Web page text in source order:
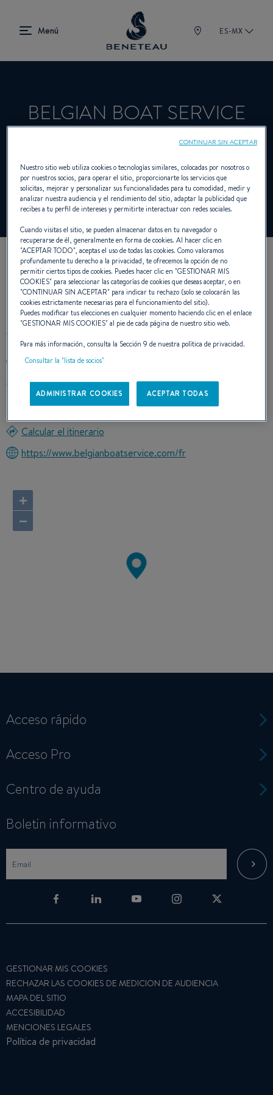
ES-MX
BELGIAN BOAT SERVICE
Concesionario Intraborda, Fueraborda para
BENETEAU
NUESTROS DATOS DE
CONTACTO
+3258234473
Watersportlaan 12
8620 NIEUWPOORT
Belgium
Calcular el itinerario
https://www.belgianboatservice.com/fr
+
−
Acceso rápido
Acceso Pro
Centro de ayuda
Boletin informativo
GESTIONAR MIS COOKIES
RECHAZAR LAS COOKIES DE MEDICION DE AUDIENCIA
MAPA DEL SITIO
ACCESIBILIDAD
MENCIONES LEGALES
Política de privacidad
Nuestro sitio web utiliza cookies o tecnologías similares, colocadas por nosotros o
por nuestros socios, para operar el sitio, proporcionarte los servicios que
solicitas, mejorar y personalizar sus funcionalidades para tu comodidad, medir y
analizar nuestra audiencia y el rendimiento del sitio, adaptar la publicidad que
recibes a tu perfil de intereses y permitirte interactuar con redes sociales.
Cuando visitas el sitio, se pueden almacenar datos en tu navegador o
recuperarse de él, generalmente en forma de cookies. Al hacer clic en
"ACEPTAR TODO", aceptas el uso de todas las cookies. Como valoramos
profundamente tu derecho a la privacidad, te ofrecemos la opción de no
permitir ciertos tipos de cookies. Puedes hacer clic en "GESTIONAR MIS
COOKIES" para seleccionar las categorías de cookies que deseas aceptar, o en
"CONTINUAR SIN ACEPTAR" para indicar tu rechazo (solo se colocarán las
cookies estrictamente necesarias para el funcionamiento del sitio).
Puedes modificar tus elecciones en cualquier momento haciendo clic en el enlace
"GESTIONAR MIS COOKIES" al pie de cada página de nuestro sitio web.
Para más información, consulta la Sección 9 de nuestra política de privacidad.
Consultar la "lista de socios"
ADMINISTRAR COOKIES ACEPTAR TODAS
CONTINUAR SIN ACEPTAR